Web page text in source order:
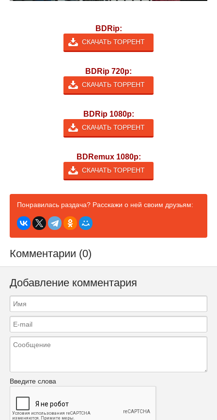
BDRip:
СКАЧАТЬ ТОРРЕНТ
BDRip 720p:
СКАЧАТЬ ТОРРЕНТ
BDRip 1080p:
СКАЧАТЬ ТОРРЕНТ
BDRemux 1080p:
СКАЧАТЬ ТОРРЕНТ
Понравилась раздача? Расскажи о ней своим друзьям:
Комментарии (0)
Добавление комментария
Введите слова